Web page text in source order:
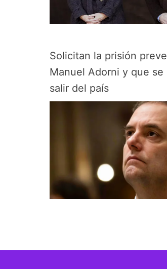
Solicitan la prisión
Manuel Adorni y que se
salir del país